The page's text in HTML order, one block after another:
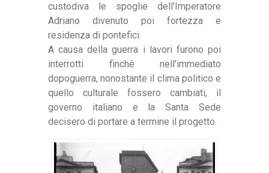
custodiva le spoglie dell’Imperatore
Adriano divenuto poi fortezza e
residenza di pontefici.
A causa della guerra i lavori furono poi
interrotti finchè nell’immediato
dopoguerra, nonostante il clima politico e
quello culturale fossero cambiati, il
governo italiano e la Santa Sede
decisero di portare a termine il progetto.